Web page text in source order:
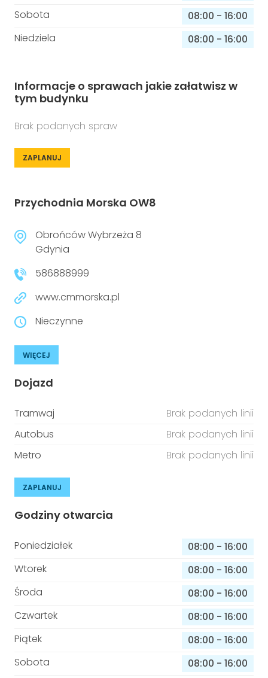
Sobota
08:00 - 16:00
Niedziela
08:00 - 16:00
Informacje o sprawach jakie załatwisz w
tym budynku
Brak podanych spraw
ZAPLANUJ
Przychodnia Morska OW8
Obrońców Wybrzeża 8
Gdynia
586888999
www.cmmorska.pl
Nieczynne
WIĘCEJ
Dojazd
Tramwaj
Brak podanych linii
Autobus
Brak podanych linii
Metro
Brak podanych linii
ZAPLANUJ
Godziny otwarcia
Poniedziałek 08:00 - 16:00
Wtorek
08:00 - 16:00
Środa
08:00 - 16:00
Czwartek
08:00 - 16:00
Piątek
08:00 - 16:00
Sobota
08:00 - 16:00